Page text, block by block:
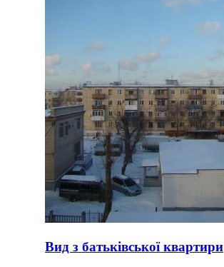
Вид з батьківської квартири